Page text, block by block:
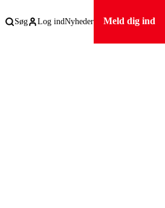
Søg Log indNyheder Meld dig ind